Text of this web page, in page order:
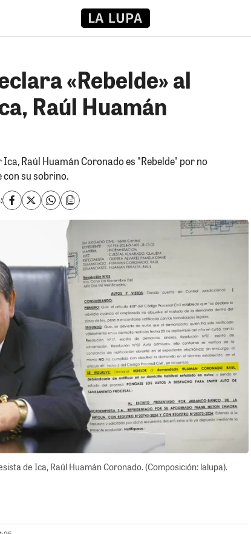
«Rebelde» al
Raúl Huamán
Raúl Huamán Coronado es "Rebelde" por no
con su sobrino.
de Ica, Raúl Huamán Coronado. (Composición: lalupa).